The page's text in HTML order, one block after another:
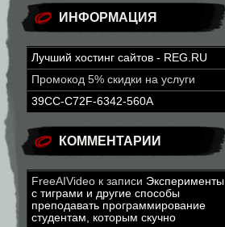
ИНФОРМАЦИЯ
Лучший хостинг сайтов - REG.RU
Промокод 5% скидки на услуги
39CC-C72F-6342-560A
КОММЕНТАРИИ
FreeAIVideo к записи Эксперименты
с тиграми и другие способы
преподавать программирование
студентам, которым скучно